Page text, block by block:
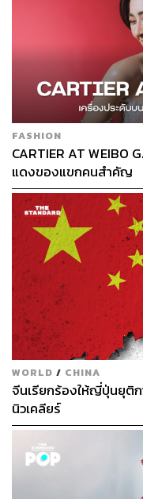
FASHION
CARTIER AT WEIBO
แดงของแขกคนสำคัญ
WORLD / CHINA
จีนเรียกร้องให้ญี่ปุ่นยุติ
นิวเคลียร์